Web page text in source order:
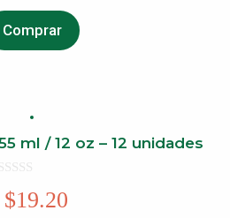
Comprar
ml / 12 oz – 12 unidades
$19.20